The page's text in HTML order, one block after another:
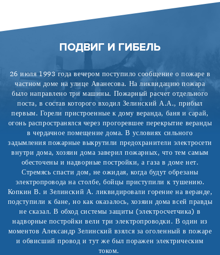
ПОДВИГ И ГИБЕЛЬ
26 июля 1993 года вечером поступило сообщение о пожаре в
частном доме на улице Аванесова. На ликвидацию пожара
было направлено три машины. Пожарный расчет отдельного
поста, в состав которого входил Зелинский А.А., прибыл
первым. Горели пристроенные к дому веранда, баня и сарай,
огонь распространялся через прогоревшее перекрытие веранды
в чердачное помещение дома. В условиях сильного
задымления пожарные выкрутили предохранители электросети
внутри дома, хозяин дома заверил пожарных, что тем самым
обесточены и надворные постройки, а газа в доме нет.
Стремясь спасти дом, не ожидая, когда будут обрезаны
электропровода на столбе, бойцы приступили к тушению.
Копкин В. и Зелинский А. ликвидировали горение на веранде,
подступили к бане, но как оказалось, хозяин дома всей правды
не сказал. В обход системы защиты (электросчетчика) в
надворные постройки вели три электропроводки. В один из
моментов Александр Зелинский взялся за оголенный в пожаре
и обвисший провод и тут же был поражен электрическим
током.